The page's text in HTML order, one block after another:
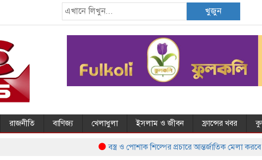
খুজুন
রাজনীতি বাণিজ্য খেলাধুলা ইসলাম ও জীবন ফ্রান্সের খবর
বস্ত্র ও পোশাক শিল্পের প্রচারে আন্তর্জাতিক মেলা করবে